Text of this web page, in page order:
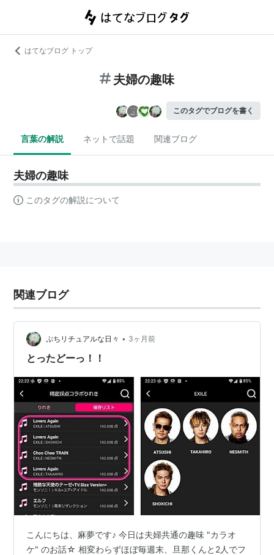
はてなブログ トップ
夫婦の趣味
このタグでブログを書く
言葉の解説 ネットで話題 関連ブログ
夫婦の趣味
このタグの解説について
関連ブログ
ぷちリチュアルな日々 • 3ヶ月前
とったどーっ！！
こんにちは、麻夢です♪ 今日は夫婦共通の趣味 "カラオ
ケ" のお話☆ 相変わらずほぼ毎週末、旦那くんと2人でフ